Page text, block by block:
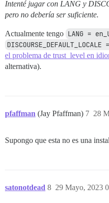
Intenté jugar con LANG y
pero no debería ser suficiente.
Actualmente tengo LANG =
DISCOURSE_DEFAULT_LOCALE
el problema de trust_level en
alternativa).
pfaffman (Jay Pfaffman) 28
7
Supongo que esta no es una
satonotdead 29 Mayo, 2023
8